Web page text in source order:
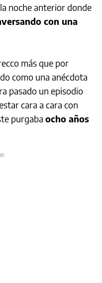
noche anterior donde
con una
más que por
como una anécdota
pasado un episodio
cara a cara con
purgaba ocho años